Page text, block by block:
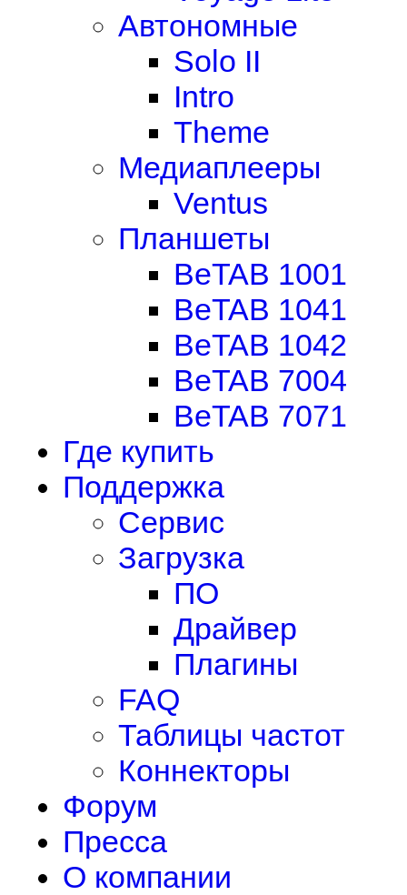
Автономные
Solo II
Intro
Theme
Медиаплееры
Ventus
Планшеты
BeTAB 1001
BeTAB 1041
BeTAB 1042
BeTAB 7004
BeTAB 7071
Где купить
Поддержка
Сервис
Загрузка
ПО
Драйвер
Плагины
FAQ
Таблицы частот
Коннекторы
Форум
Пресса
О компании